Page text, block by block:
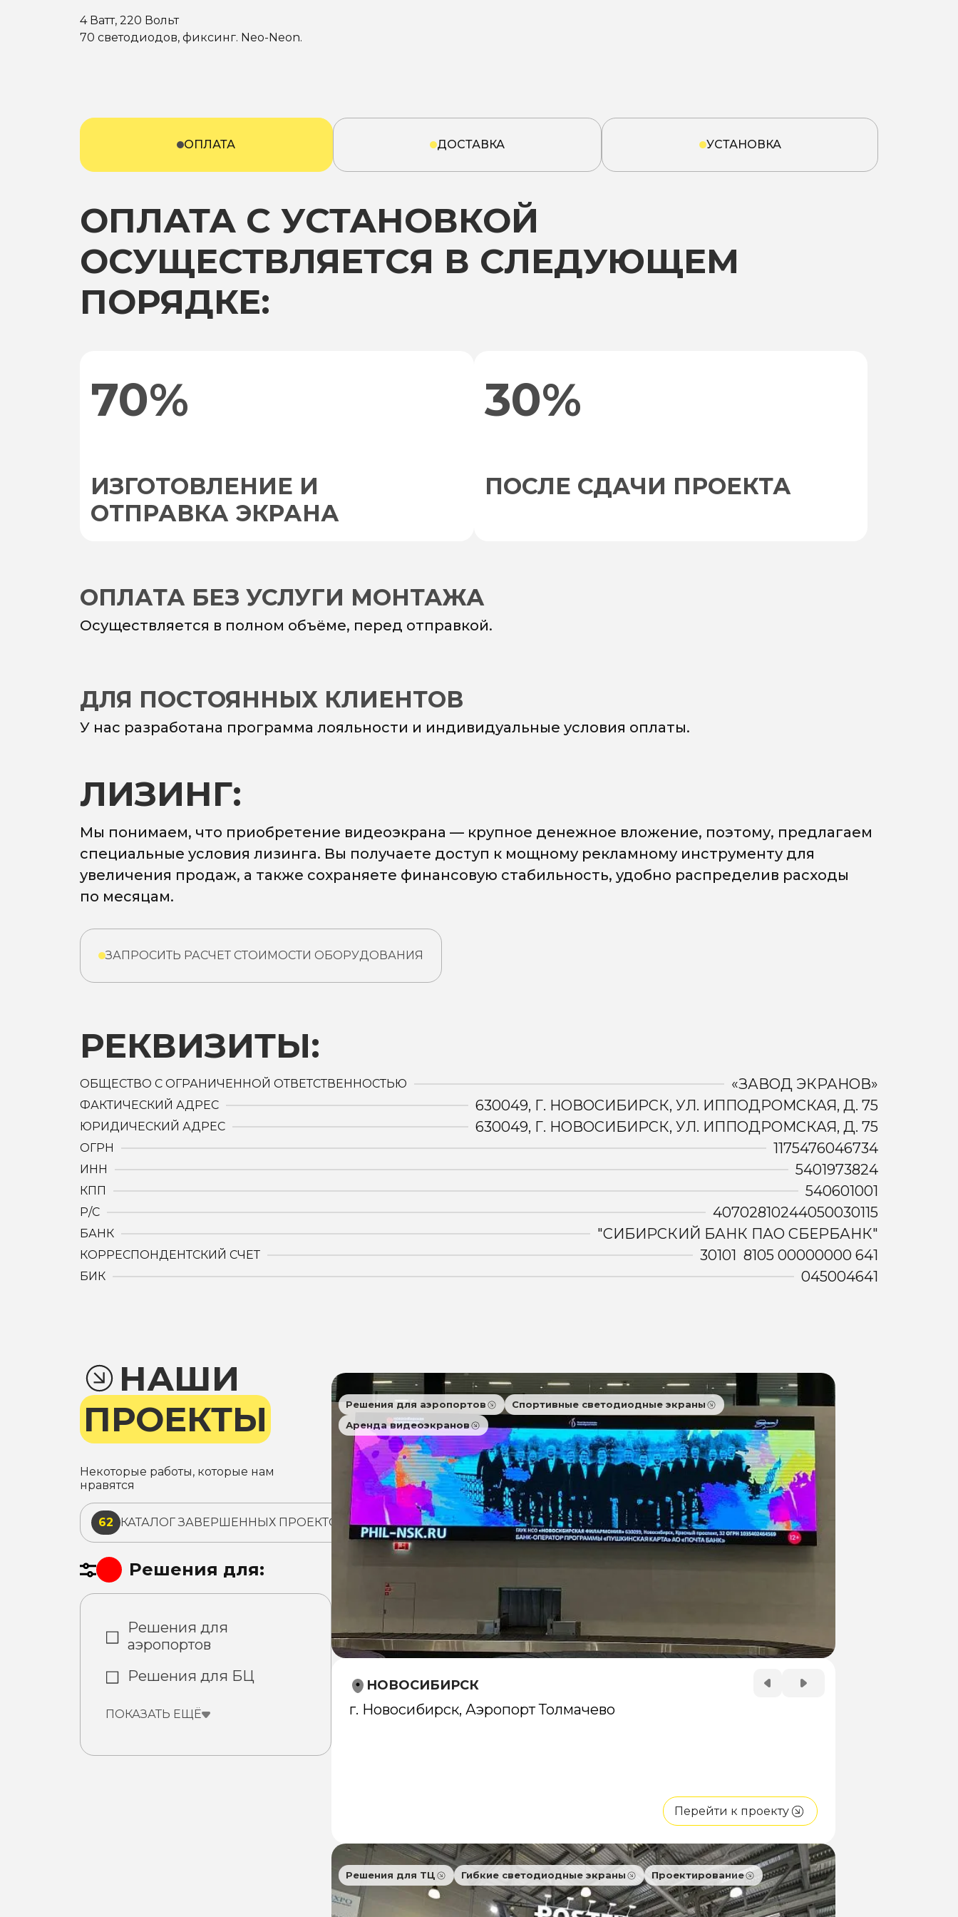
4 Ватт, 220 Вольт
70 светодиодов, фиксинг. Neo-Neon.
ОПЛАТА ДОСТАВКА УСТАНОВКА
ОПЛАТА С УСТАНОВКОЙ
ОСУЩЕСТВЛЯЕТСЯ В СЛЕДУЮЩЕМ
ПОРЯДКЕ:
70%
ИЗГОТОВЛЕНИЕ И
ОТПРАВКА ЭКРАНА
30%
ПОСЛЕ СДАЧИ ПРОЕКТА
ОПЛАТА БЕЗ УСЛУГИ МОНТАЖА
Осуществляется в полном объёме, перед отправкой.
ДЛЯ ПОСТОЯННЫХ КЛИЕНТОВ
У нас разработана программа лояльности и индивидуальные условия оплаты.
ЛИЗИНГ:
Мы понимаем, что приобретение видеоэкрана — крупное денежное вложение, поэтому, предлагаем
специальные условия лизинга. Вы получаете доступ к мощному рекламному инструменту для
увеличения продаж, а также сохраняете финансовую стабильность, удобно распределив расходы
по месяцам.
ЗАПРОСИТЬ РАСЧЕТ СТОИМОСТИ ОБОРУДОВАНИЯ
РЕКВИЗИТЫ:
ОБЩЕСТВО С ОГРАНИЧЕННОЙ ОТВЕТСТВЕННОСТЬЮ «ЗАВОД ЭКРАНОВ»
ФАКТИЧЕСКИЙ АДРЕС 630049, Г. НОВОСИБИРСК, УЛ. ИППОДРОМСКАЯ, Д. 75
ЮРИДИЧЕСКИЙ АДРЕС 630049, Г. НОВОСИБИРСК, УЛ. ИППОДРОМСКАЯ, Д. 75
ОГРН 1175476046734
ИНН 5401973824
КПП 540601001
Р/С 40702810244050030115
БАНК "СИБИРСКИЙ БАНК ПАО СБЕРБАНК"
КОРРЕСПОНДЕНТСКИЙ СЧЕТ 30101 8105 00000000 641
БИК 045004641
НАШИ
ПРОЕКТЫ
Некоторые работы, которые нам
нравятся
62 КАТАЛОГ ЗАВЕРШЕННЫХ ПРОЕКТОВ
Решения для:
Решения для
аэропортов
Решения для БЦ
ПОКАЗАТЬ ЕЩЁ
Решения для аэропортов
Спортивные светодиодные экраны
Аренда видеоэкранов
НОВОСИБИРСК
г. Новосибирск, Аэропорт Толмачево
Перейти к проекту
Решения для ТЦ Гибкие светодиодные экраны Проектирование